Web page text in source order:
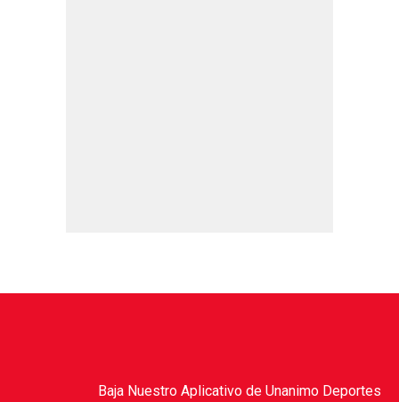
Baja Nuestro Aplicativo de Unanimo Deportes